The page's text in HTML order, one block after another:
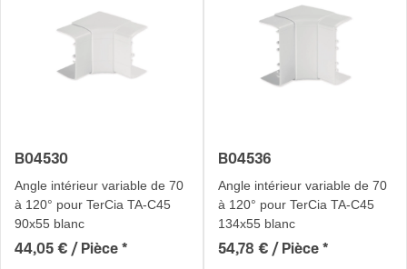
B04530
Angle intérieur variable de 70
à 120° pour TerCia TA-C45
90x55 blanc
44,05 € / Pièce *
B04536
Angle intérieur variable de 70
à 120° pour TerCia TA-C45
134x55 blanc
54,78 € / Pièce *